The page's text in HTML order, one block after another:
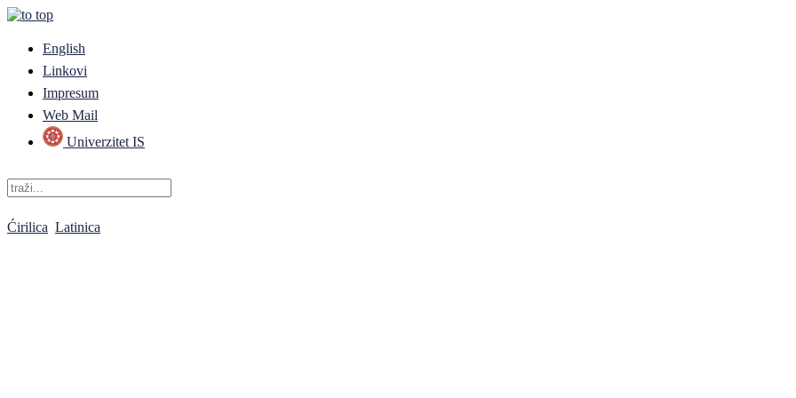
English
Linkovi
Impresum
Web Mail
Univerzitet IS
Ćirilica Latinica